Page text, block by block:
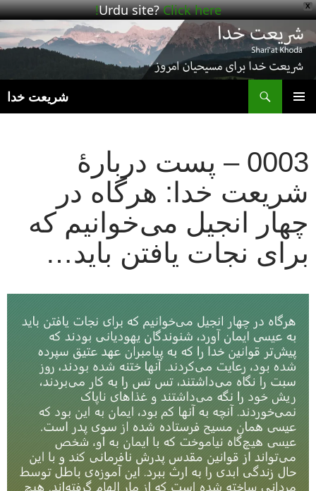
X
Urdu site?Click here!
شریعت خدا
0003 – پست دربارهٔ
شریعت خدا: هرگاه در
چهار انجیل می‌خوانیم که
برای نجات یافتن باید…